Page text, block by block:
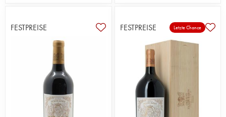
FESTPREISE FESTPREISE Letzte Chance